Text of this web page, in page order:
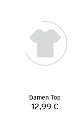
Damen Top
Preis:
12,99 €